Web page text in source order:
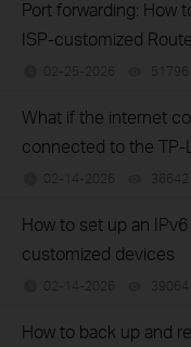
Port forwarding: How
ISP-customized
02-25-2026 51796
What if the internet
connected to the TP-
02-14-2026 36642
How to set up an
customized devices
02-14-2026 39064
How to back up and